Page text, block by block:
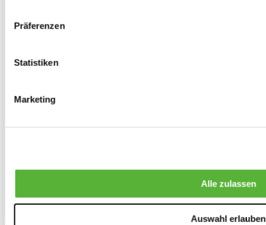
Präferenzen
Statistiken
Marketing
Alle zulassen
Auswahl erlauben
Bremsen
Handbremsen
0Produkte verfügbar